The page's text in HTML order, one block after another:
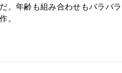
。年齢も組み合わせもバラバ
。